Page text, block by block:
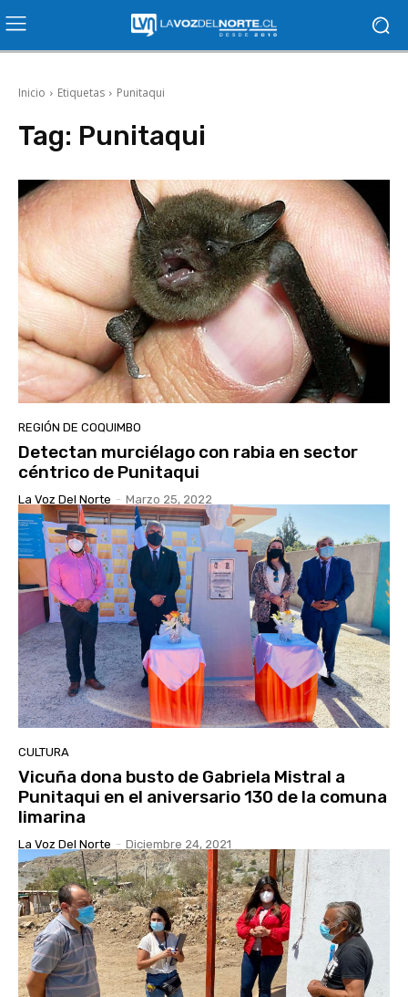
Inicio Etiquetas Punitaqui
Tag: Punitaqui
REGIÓN DE COQUIMBO
Detectan murciélago con rabia en sector
céntrico de Punitaqui
La Voz Del Norte - Marzo 25, 2022
CULTURA
Vicuña dona busto de Gabriela Mistral a
Punitaqui en el aniversario 130 de la comuna
limarina
La Voz Del Norte - Diciembre 24, 2021